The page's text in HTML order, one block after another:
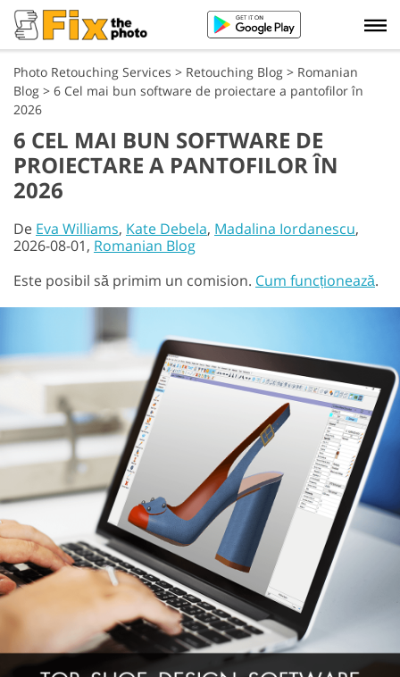
Photo Retouching Services > Retouching Blog > Romanian
Blog > 6 Cel mai bun software de proiectare a pantofilor în
2026
6 CEL MAI BUN SOFTWARE DE
PROIECTARE A PANTOFILOR ÎN
2026
De Eva Williams, Kate Debela, Madalina Iordanescu,
2026-08-01, Romanian Blog
Este posibil să primim un comision. Cum funcționează.